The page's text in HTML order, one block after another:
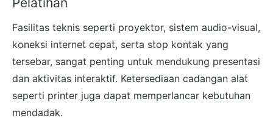
Fasilitas teknis seperti proyektor, sistem audio-visual,
koneksi internet cepat, serta stop kontak yang
tersebar, sangat penting untuk mendukung presentasi
dan aktivitas interaktif. Ketersediaan cadangan alat
seperti printer juga dapat memperlancar kebutuhan
mendadak.